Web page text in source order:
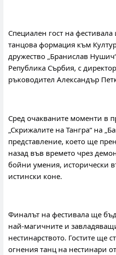
Специален гост на
танцова формация към
дружество „Бранислав
Република Сърбия, с
ръководител Александър
Сред очакваните моменти в
„Скрижалите на Тангра“ на
представление, което ще
назад във времето чрез
бойни умения, исторически
истински коне.
Финалът на фестивала ще
най-магичните и
нестинарството. Гостите ще
огнения танц на нестинари